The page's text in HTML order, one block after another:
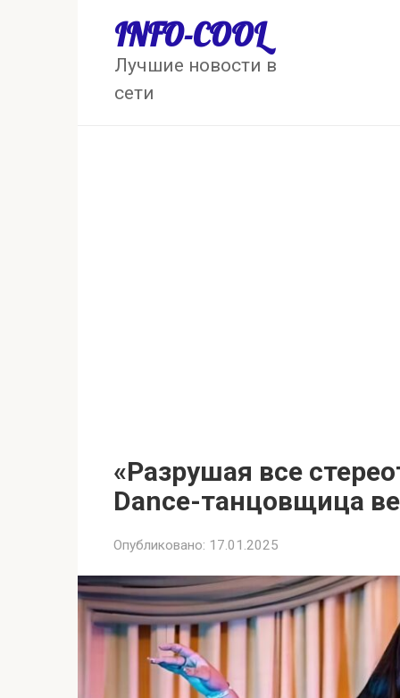
INFO-COOL
Лучшие новости в
сети
«Разрушая все
Dance-танцовщица
Опубликовано: 17.01.2025